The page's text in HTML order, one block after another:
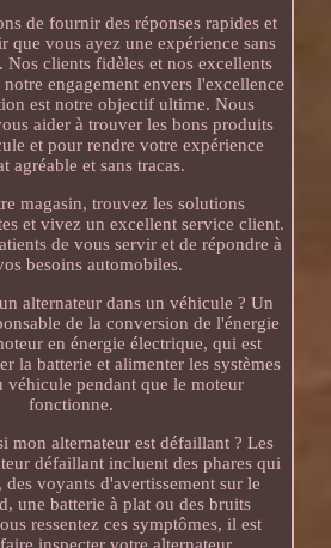
de fournir des réponses rapides et
que vous ayez une expérience sans
Nos clients fidèles et nos excellents
engagement envers l'excellence
est notre objectif ultime. Nous
aider à trouver les bons produits
et pour rendre votre expérience
agréable et sans tracas.
magasin, trouvez les solutions
et vivez un excellent service client.
de vous servir et de répondre à
besoins automobiles.
alternateur dans un véhicule ? Un
de la conversion de l'énergie
en énergie électrique, qui est
la batterie et alimenter les systèmes
véhicule pendant que le moteur
fonctionne.
mon alternateur est défaillant ? Les
défaillant incluent des phares qui
des voyants d'avertissement sur le
une batterie à plat ou des bruits
ressentez ces symptômes, il est
inspecter votre alternateur.